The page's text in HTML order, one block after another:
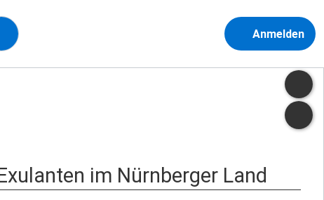
Anmelden
im Nürnberger Land